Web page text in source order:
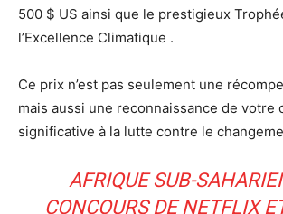
500 $ US ainsi que le prestigieux
l’Excellence Climatique .
Ce prix n’est pas seulement une
mais aussi une reconnaissance de votre
significative à la lutte contre le
AFRIQUE SUB-
CONCOURS DE NETFLIX